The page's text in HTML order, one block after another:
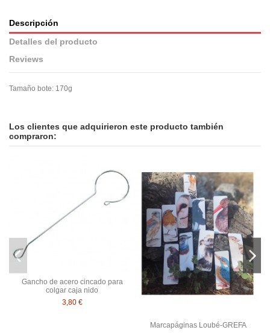
Descripción
Detalles del producto
Reviews
Tamaño bote: 170g
Los clientes que adquirieron este producto también
compraron:
Gancho de acero cincado para
colgar caja nido
3,80 €
Marcapáginas Loubé-GREFA